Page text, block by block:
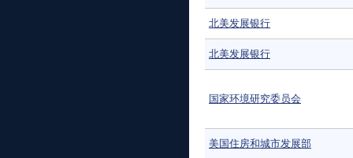
北美发展银行
北美发展银行
国家环境研究委员会
美国住房和城市发展部